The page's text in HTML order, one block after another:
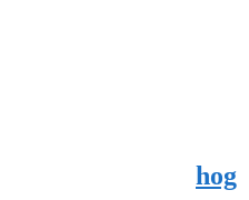
hog